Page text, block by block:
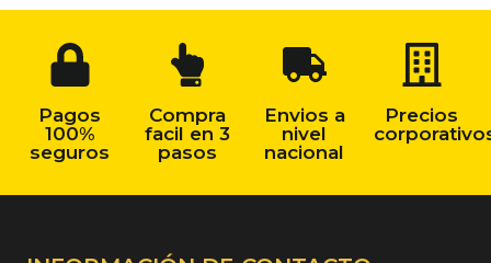
Pagos
100%
seguros
Compra
facil en 3
pasos
Envios a
nivel
nacional
Precios